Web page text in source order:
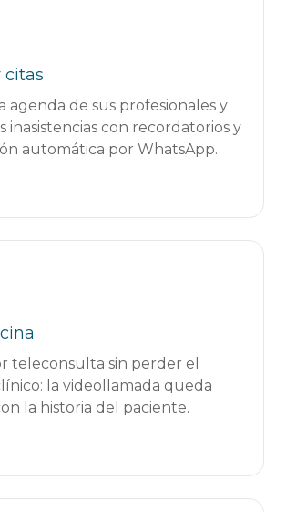
citas
agenda de sus profesionales y
inasistencias con recordatorios y
automática por WhatsApp.
teleconsulta sin perder el
la videollamada queda
la historia del paciente.